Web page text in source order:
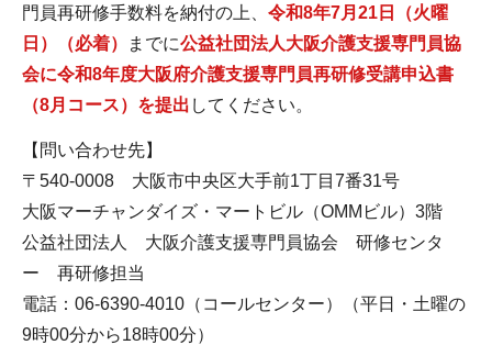
門員再研修手数料を納付の上、 令和8年7月21日（火曜
日）（必着）
までに公益社団法人大阪介護支援専門員協
会に令和8年度大阪府介護支援専門員再研修受講申込書
（8月コース）を提出 してください。
【問い合わせ先】
〒540-0008 大阪市中央区大手前1丁目7番31号
大阪マーチャンダイズ・マートビル（OMMビル）3階
公益社団法人 大阪介護支援専門員協会 研修センタ
ー 再研修担当
電話：06-6390-4010（コールセンター）（平日・土曜の
9時00分から18時00分）